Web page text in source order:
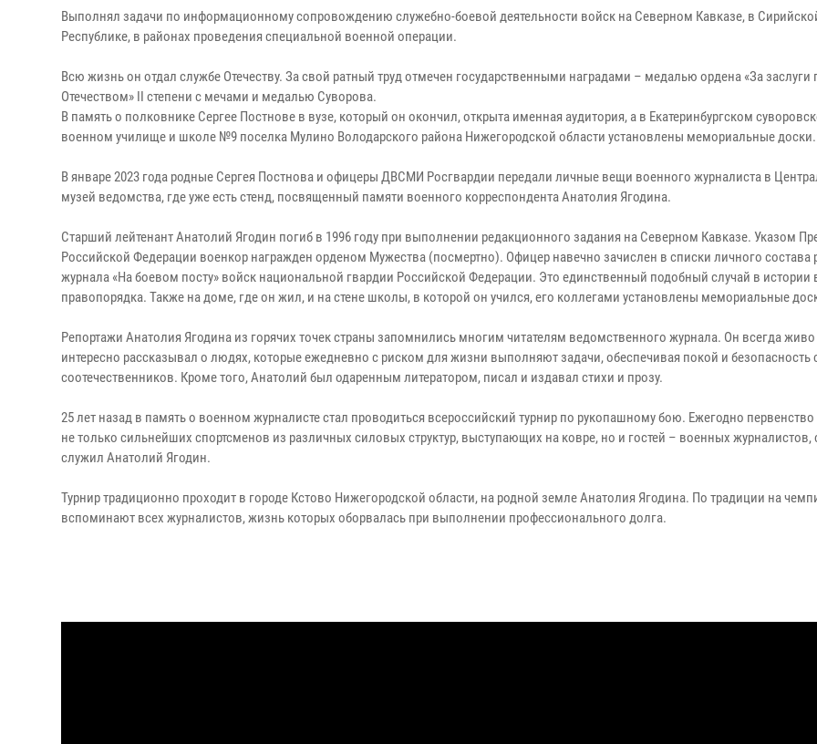
Выполнял задачи по информационному сопровождению служебно-боевой деятельности войск на Северном Кавказе, в
Республике, в районах проведения специальной военной операции.
Всю жизнь он отдал службе Отечеству. За свой ратный труд отмечен государственными наградами – медалью ордена «За заслуги
Отечеством» II степени с мечами и медалью Суворова.
В память о полковнике Сергее Постнове в вузе, который он окончил, открыта именная аудитория, а в Екатеринбургском
военном училище и школе №9 поселка Мулино Володарского района Нижегородской области установлены мемориальные доски.
В январе 2023 года родные Сергея Постнова и офицеры ДВСМИ Росгвардии передали личные вещи военного журналиста в
музей ведомства, где уже есть стенд, посвященный памяти военного корреспондента Анатолия Ягодина.
Старший лейтенант Анатолий Ягодин погиб в 1996 году при выполнении редакционного задания на Северном Кавказе. Указом
Российской Федерации военкор награжден орденом Мужества (посмертно). Офицер навечно зачислен в списки личного состава
журнала «На боевом посту» войск национальной гвардии Российской Федерации. Это единственный подобный случай в истории
правопорядка. Также на доме, где он жил, и на стене школы, в которой он учился, его коллегами установлены мемориальные
Репортажи Анатолия Ягодина из горячих точек страны запомнились многим читателям ведомственного журнала. Он всегда живо
интересно рассказывал о людях, которые ежедневно с риском для жизни выполняют задачи, обеспечивая покой и безопасность
соотечественников. Кроме того, Анатолий был одаренным литератором, писал и издавал стихи и прозу.
25 лет назад в память о военном журналисте стал проводиться всероссийский турнир по рукопашному бою. Ежегодно первенство
не только сильнейших спортсменов из различных силовых структур, выступающих на ковре, но и гостей – военных журналистов,
служил Анатолий Ягодин.
Турнир традиционно проходит в городе Кстово Нижегородской области, на родной земле Анатолия Ягодина. По традиции на
вспоминают всех журналистов, жизнь которых оборвалась при выполнении профессионального долга.